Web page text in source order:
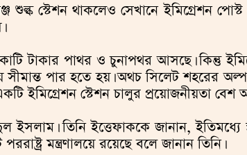
শুল্ক স্টেশন থাকলেও সেখানে ইমিগ্রেশন
টাকার পাথর ও চুনাপথর আসছে। কিন্তু
সীমান্ত পার হতে হয়। অথচ সিলেট শহরের
ইমিগ্রেশন স্টেশন চালুর প্রয়োজনীয়তা
তিনি ইত্তেফাককে জানান, ইতিমধ্যে
মন্ত্রণালয়ে রয়েছে বলে জানান তিনি।